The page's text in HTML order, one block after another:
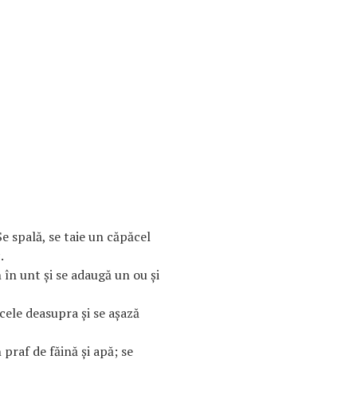
spală, se taie un căpăcel
unt şi se adaugă un ou şi
deasupra şi se aşază
praf de făină şi apă; se